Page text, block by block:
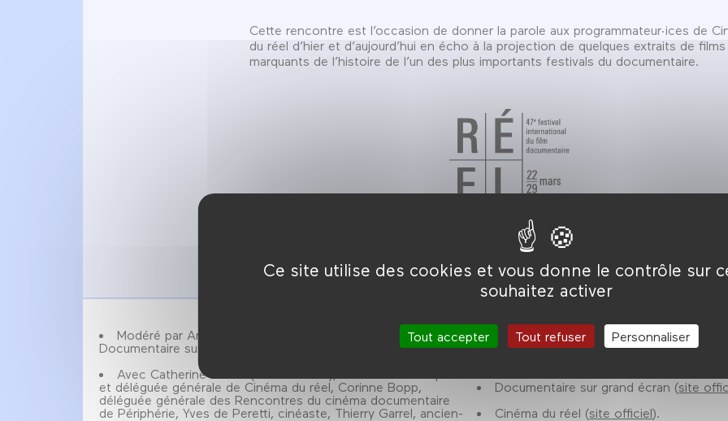
Ce site utilise des cookies et vous donne le contrôle sur
souhaitez activer
Tout accepter Tout refuser Personnaliser
Cette rencontre est l’occasion de donner la parole aux programmateur·ices de
du réel d’hier et d’aujourd’hui en écho à la projection de quelques extraits de films
marquants de l’histoire de l’un des plus importants festivals du documentaire.
Modéré par Annick Peigné-Giuly, présidente de
Documentaire sur grand écran.
Avec Catherine Bizern (sous réserve), directrice artistique
et déléguée générale de Cinéma du réel, Corinne Bopp,
déléguée générale des Rencontres du cinéma documentaire
de Périphérie, Yves de Peretti, cinéaste, Thierry Garrel, ancien-
Directeur des documentaires de La Sept
Documentaire sur grand écran (site
Cinéma du réel (site officiel).